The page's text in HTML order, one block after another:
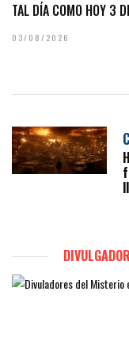
TAL DÍA COMO HOY 3
03/08/2026